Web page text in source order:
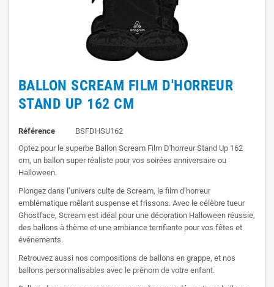
BALLON SCREAM FILM D'HORREUR
STAND UP 162 CM
Référence
BSFDHSU162
Optez pour le superbe Ballon Scream Film D'horreur Stand Up 162
cm, un ballon super réaliste pour vos soirées anniversaire ou
Halloween.
Plongez dans l’univers culte de Scream, le film d’horreur
emblématique mêlant suspense et frissons. Avec le célèbre tueur
Ghostface, Scream est idéal pour une décoration Halloween réussie,
des ballons à thème et une ambiance terrifiante pour vos fêtes et
événements.
Retrouvez aussi nos compositions de ballons en grappe, et nos
ballons personnalisables avec le prénom de votre enfant.